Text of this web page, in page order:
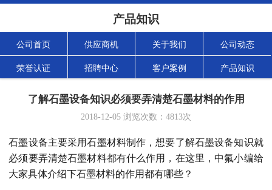
产品知识
公司首页 供应商机 关于我们 公司动态
荣誉认证 招聘中心 客户案例 产品知识
了解石墨设备知识必须要弄清楚石墨材料的作用
2018-12-05 浏览次数： 4813次
石墨设备主要采用石墨材料制作，想要了解石墨设备知识就
必须要弄清楚石墨材料都有什么作用，在这里，中氟小编给
大家具体介绍下石墨材料的作用都有哪些？